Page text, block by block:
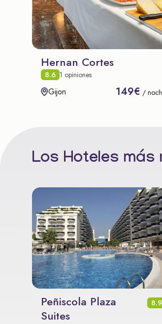
Hernan Cortes
8.6 1 opiniones
Gijon 149€ /
Los Hoteles
Peñiscola Plaza
Suites
8.9